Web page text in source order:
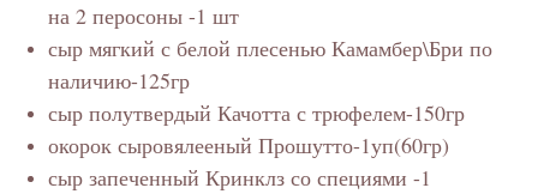
на 2 перосоны -1 шт
сыр мягкий с белой плесенью Камамбер\Бри по
наличию-125гр
сыр полутвердый Качотта с трюфелем-150гр
окорок сыровялееный Прошутто-1уп(60гр)
сыр запеченный Кринклз со специями -1